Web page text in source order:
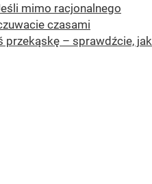
mimo racjonalnego
czasami
przekąskę – sprawdźcie, jak